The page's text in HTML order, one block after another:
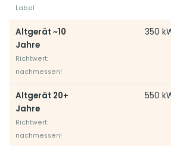
Label
Altgerät ~10
Jahre
Richtwert:
nachmessen!
350
Altgerät 20+
Jahre
Richtwert:
nachmessen!
550